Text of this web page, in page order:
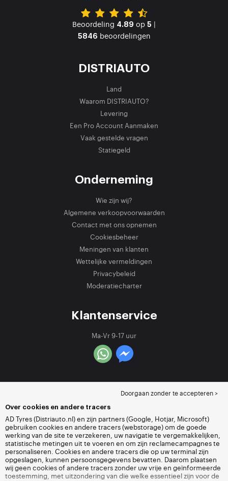
Beoordeling 4.89 op 5 |
5846 beoordelingen
DISTRIAUTO
Land
Waarom DISTRIAUTO?
Levering
Een Pro Account Aanmaken
Vaak gestelde vragen
Statiegeld
Onderneming
Wie zijn wij?
Algemene verkoopvoorwaarden
Contact met ons opnemen
Cookiesbeheer
Meningen van klanten
Wettelijke vermeldingen
Privacybeleid
Moderatiecharter
Klantenservice
Ma-Vr 9-17 uur
Doorgaan zonder te accepteren >
Over cookies en andere tracers
AD Tyres (Distriauto.nl) en zijn partners (Google, Hotjar, Microsoft)
gebruiken cookies en andere tracers (webstorage) om de goede
werking van de site te verzekeren, uw navigatie te vergemakkelijken,
statistische metingen uit te voeren en om zijn reclamecampagnes te
personaliseren. Cookies en andere tracers die op uw terminal zijn
opgeslagen, kunnen persoonsgegevens bevatten. Daarom plaatsen
wij geen cookies of andere tracers zonder uw vrije en geïnformeerde
toestemming, met uitzondering van die welke essentieel zijn voor de